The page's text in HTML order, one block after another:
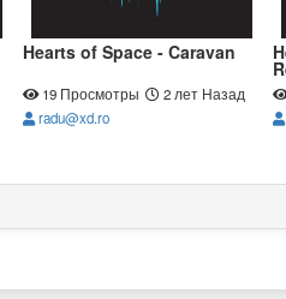
Hearts of Space - Caravan
19 Просмотры
2 лет Назад
radu@xd.ro